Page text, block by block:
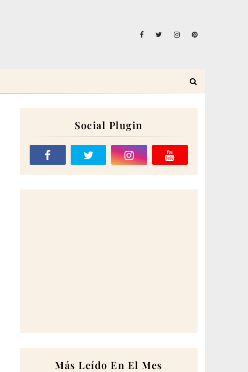
Social Plugin
Más Leído En El Mes